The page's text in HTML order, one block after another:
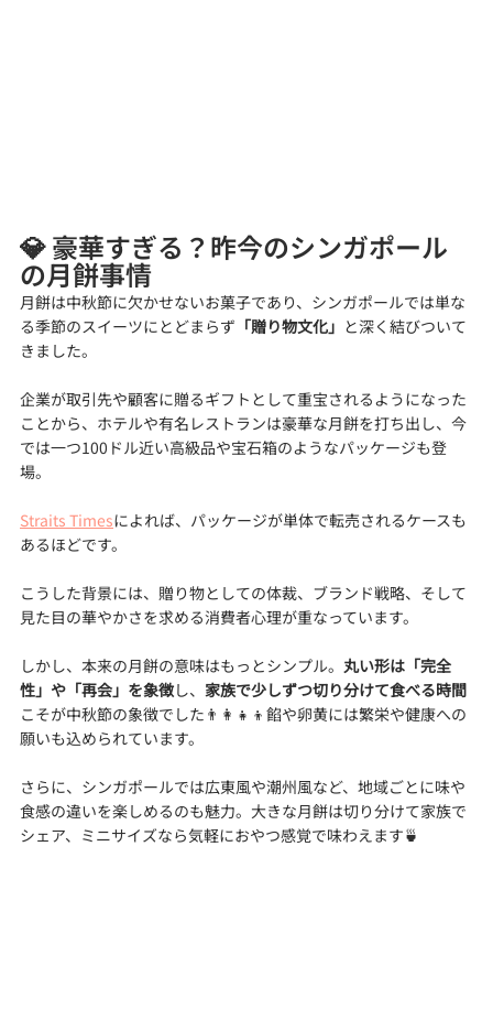
💎 豪華すぎる？昨今のシンガポール
の月餅事情
月餅は中秋節に欠かせないお菓子であり、シンガポールでは単な
る季節のスイーツにとどまらず 「贈り物文化」 と深く結びついて
きました。
企業が取引先や顧客に贈るギフトとして重宝されるようになった
ことから、ホテルや有名レストランは豪華な月餅を打ち出し、今
では一つ100ドル近い高級品や宝石箱のようなパッケージも登
場。
Straits Timesによれば、パッケージが単体で転売されるケースも
あるほどです。
こうした背景には、贈り物としての体裁、ブランド戦略、そして
見た目の華やかさを求める消費者心理が重なっています。
しかし、本来の月餅の意味はもっとシンプル。 丸い形は「完全
性」や「再会」を象徴し、 家族で少しずつ切り分けて食べる時間
こそが中秋節の象徴でした👨‍👩‍👧‍👦餡や卵黄には繁栄や健康への
願いも込められています。
さらに、シンガポールでは広東風や潮州風など、地域ごとに味や
食感の違いを楽しめるのも魅力。大きな月餅は切り分けて家族で
シェア、ミニサイズなら気軽におやつ感覚で味わえます🍵